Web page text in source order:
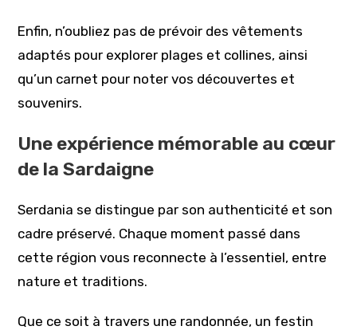
Enfin, n’oubliez pas de prévoir des vêtements
adaptés pour explorer plages et collines, ainsi
qu’un carnet pour noter vos découvertes et
souvenirs.
Une expérience mémorable au cœur
de la Sardaigne
Serdania se distingue par son authenticité et son
cadre préservé. Chaque moment passé dans
cette région vous reconnecte à l’essentiel, entre
nature et traditions.
Que ce soit à travers une randonnée, un festin